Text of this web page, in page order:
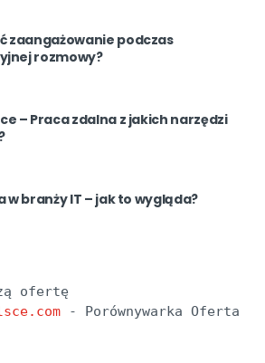
zaangażowanie podczas
rozmowy?
– Praca zdalna z jakich narzędzi
w branży IT – jak to wygląda?
- Porównywarka Oferta